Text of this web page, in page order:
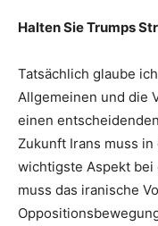
Halten Sie Trumps
Tatsächlich glaube
Allgemeinen und die
einen
Zukunft Irans muss
wichtigste Aspekt
muss das iranische